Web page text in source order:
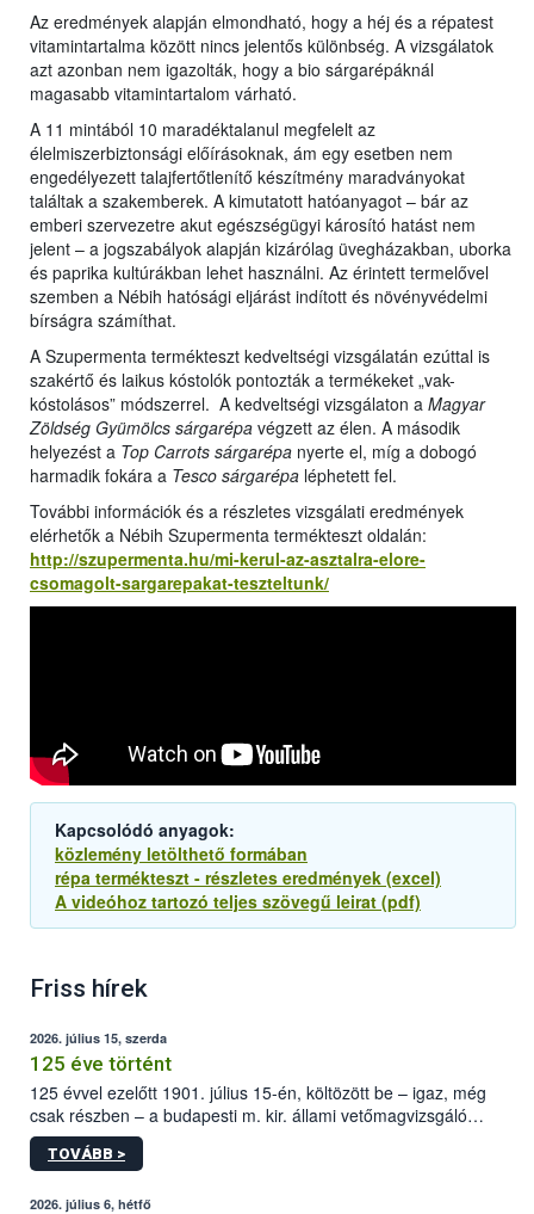
Az eredmények alapján elmondható, hogy a héj és a répatest
vitamintartalma között nincs jelentős különbség. A vizsgálatok
azt azonban nem igazolták, hogy a bio sárgarépáknál
magasabb vitamintartalom várható.
A 11 mintából 10 maradéktalanul megfelelt az
élelmiszerbiztonsági előírásoknak, ám egy esetben nem
engedélyezett talajfertőtlenítő készítmény maradványokat
találtak a szakemberek. A kimutatott hatóanyagot – bár az
emberi szervezetre akut egészségügyi károsító hatást nem
jelent – a jogszabályok alapján kizárólag üvegházakban, uborka
és paprika kultúrákban lehet használni. Az érintett termelővel
szemben a Nébih hatósági eljárást indított és növényvédelmi
bírságra számíthat.
A Szupermenta termékteszt kedveltségi vizsgálatán ezúttal is
szakértő és laikus kóstolók pontozták a termékeket „vak-
kóstolásos” módszerrel. A kedveltségi vizsgálaton a Magyar
Zöldség Gyümölcs sárgarépa végzett az élen. A második
helyezést a Top Carrots sárgarépa nyerte el, míg a dobogó
harmadik fokára a Tesco sárgarépa léphetett fel.
További információk és a részletes vizsgálati eredmények
elérhetők a Nébih Szupermenta termékteszt oldalán:
http://szupermenta.hu/mi-kerul-az-asztalra-elore-
csomagolt-sargarepakat-teszteltunk/
Kapcsolódó anyagok:
közlemény letölthető formában
répa termékteszt - részletes eredmények (excel)
A videóhoz tartozó teljes szövegű leirat (pdf)
Friss hírek
2026. július 15, szerda
125 éve történt
125 évvel ezelőtt 1901. július 15-én, költözött be – igaz, még
csak részben – a budapesti m. kir. állami vetőmagvizsgáló
állomás a Kis Rókus utca 15. szám alatti, Czigler Győző által
tervezett új épületébe.
TOVÁBB >
2026. július 6, hétfő